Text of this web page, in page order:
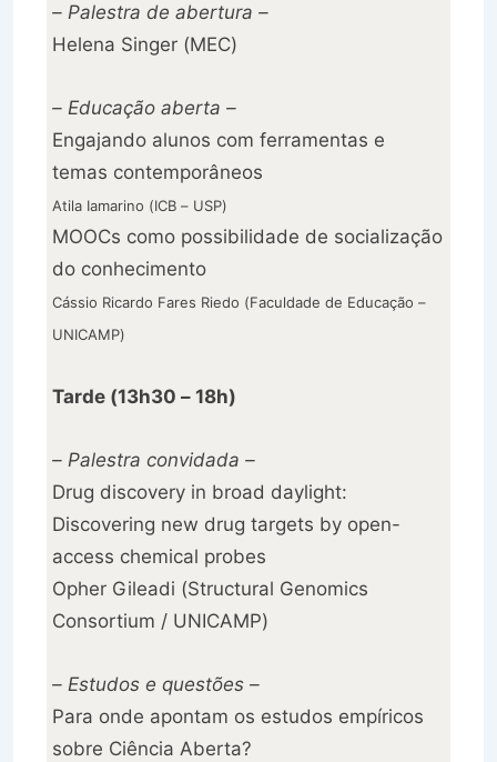
– Palestra de abertura –
Helena Singer (MEC)
– Educação aberta –
Engajando alunos com ferramentas e
temas contemporâneos
Atila Iamarino (ICB – USP)
MOOCs como possibilidade de socialização
do conhecimento
Cássio Ricardo Fares Riedo (Faculdade de Educação –
UNICAMP)
Tarde (13h30 – 18h)
– Palestra convidada –
Drug discovery in broad daylight:
Discovering new drug targets by open-
access chemical probes
Opher Gileadi (Structural Genomics
Consortium / UNICAMP)
– Estudos e questões –
Para onde apontam os estudos empíricos
sobre Ciência Aberta?